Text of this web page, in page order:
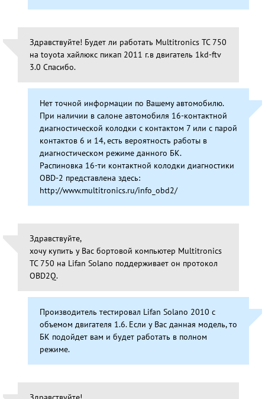
Здравствуйте! Будет ли работать Multitronics TC 750
на toyota хайлюкс пикап 2011 г.в двигатель 1kd-ftv
3.0 Спасибо.
Нет точной информации по Вашему автомобилю.
При наличии в салоне автомобиля 16-контактной
диагностической колодки с контактом 7 или с парой
контактов 6 и 14, есть вероятность работы в
диагностическом режиме данного БК.
Распиновка 16-ти контактной колодки диагностики
OBD-2 представлена здесь:
http://www.multitronics.ru/info_obd2/
Здравствуйте,
хочу купить у Вас бортовой компьютер Multitronics
TC 750 на Lifan Solano поддерживает он протокол
OBD2Q.
Производитель тестировал Lifan Solano 2010 с
объемом двигателя 1.6. Если у Вас данная модель, то
БК подойдет вам и будет работать в полном
режиме.